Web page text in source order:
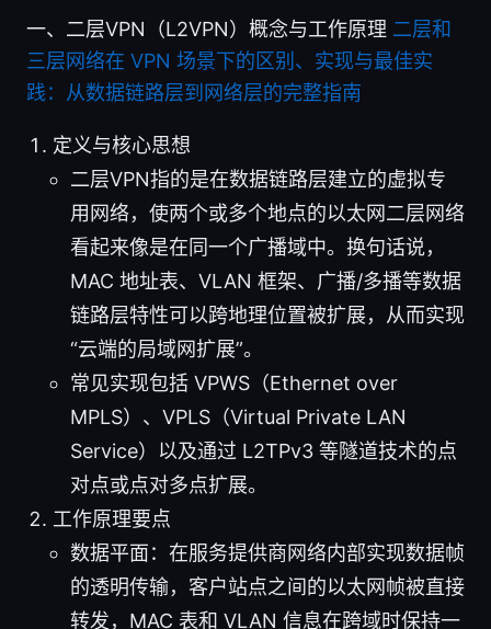
一、二层VPN（L2VPN）概念与工作原理 二层和
三层网络在 VPN 场景下的区别、实现与最佳实
践：从数据链路层到网络层的完整指南
定义与核心思想
二层VPN指的是在数据链路层建立的虚拟专
用网络，使两个或多个地点的以太网二层网络
看起来像是在同一个广播域中。换句话说，
MAC 地址表、VLAN 框架、广播/多播等数据
链路层特性可以跨地理位置被扩展，从而实现
“云端的局域网扩展”。
常见实现包括 VPWS（Ethernet over
MPLS）、VPLS（Virtual Private LAN
Service）以及通过 L2TPv3 等隧道技术的点
对点或点对多点扩展。
工作原理要点
数据平面：在服务提供商网络内部实现数据帧
的透明传输，客户站点之间的以太网帧被直接
转发，MAC 表和 VLAN 信息在跨域时保持一